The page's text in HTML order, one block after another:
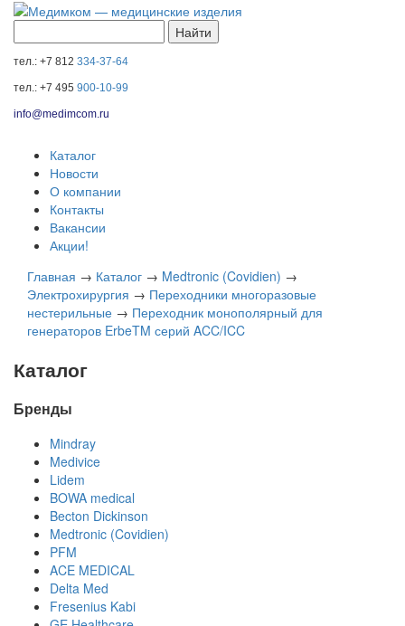
тел.: +7 812 334-37-64
тел.: +7 495 900-10-99
info@medimcom.ru
Каталог
Новости
О компании
Контакты
Вакансии
Акции!
Главная → Каталог → Medtronic (Covidien) →
Электрохирургия → Переходники многоразовые
нестерильные → Переходник монополярный для
генераторов ErbeTM серий ACC/ICC
Каталог
Бренды
Mindray
Medivice
Lidem
BOWA medical
Becton Dickinson
Medtronic (Covidien)
PFM
ACE MEDICAL
Delta Med
Fresenius Kabi